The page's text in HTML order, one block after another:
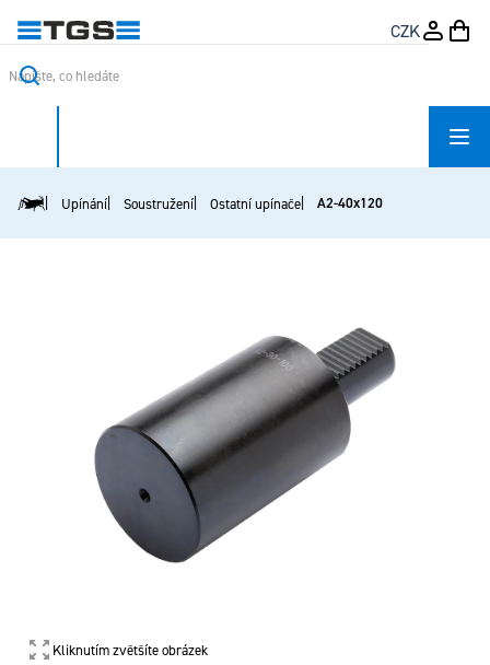
na
obsah
CZK
Domů Upínání Soustružení Ostatní upínače A2-40x120
Kliknutím zvětšíte obrázek